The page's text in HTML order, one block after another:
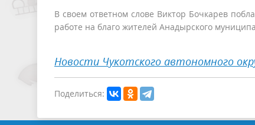
В своем ответном слове Виктор Бочкарев
работе на благо жителей Анадырского
Новости Чукотского автономного
Поделиться: